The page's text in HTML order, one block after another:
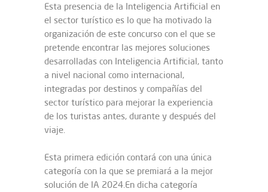
Esta presencia de la Inteligencia Artificial en
el sector turístico es lo que ha motivado la
organización de este concurso con el que se
pretende encontrar las mejores soluciones
desarrolladas con Inteligencia Artificial, tanto
a nivel nacional como internacional,
integradas por destinos y compañías del
sector turístico para mejorar la experiencia
de los turistas antes, durante y después del
viaje.
Esta primera edición contará con una única
categoría con la que se premiará a la mejor
solución de IA 2024.En dicha categoría